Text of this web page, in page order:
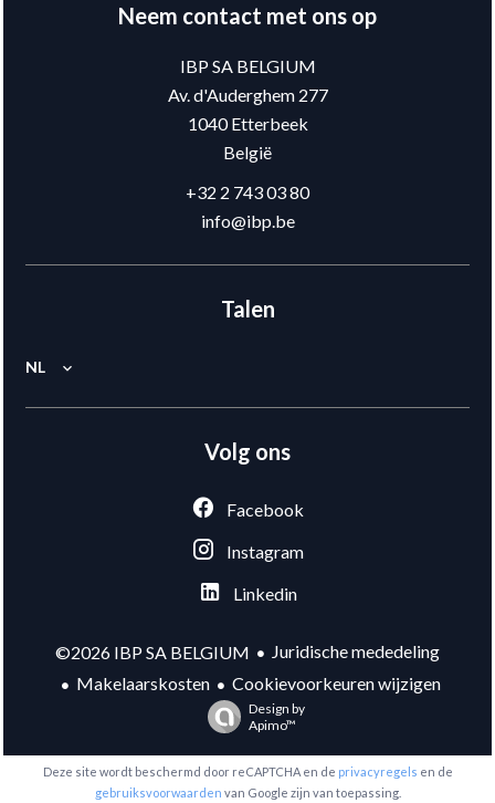
Neem contact met ons op
IBP SA BELGIUM
Av. d'Auderghem 277
1040Etterbeek
België
+32 2 743 03 80
info@ibp.be
Talen
NL
Volg ons
Facebook
Instagram
Linkedin
©2026 IBP SA BELGIUM
Juridische mededeling
Makelaarskosten
Cookievoorkeuren wijzigen
Design by
Apimo™
Deze site wordt beschermd door reCAPTCHA en de privacyregels en de
gebruiksvoorwaarden van Google zijn van toepassing.